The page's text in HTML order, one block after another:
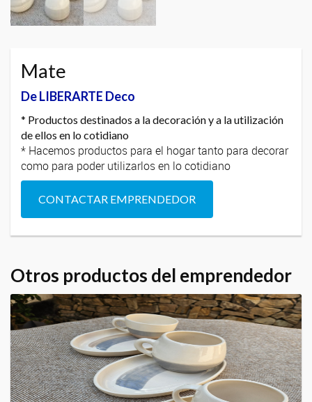
Mate
De LIBERARTE Deco
* Productos destinados a la decoración y a la utilización
de ellos en lo cotidiano
* Hacemos productos para el hogar tanto para decorar
como para poder utilizarlos en lo cotidiano
CONTACTAR EMPRENDEDOR
Otros productos del emprendedor